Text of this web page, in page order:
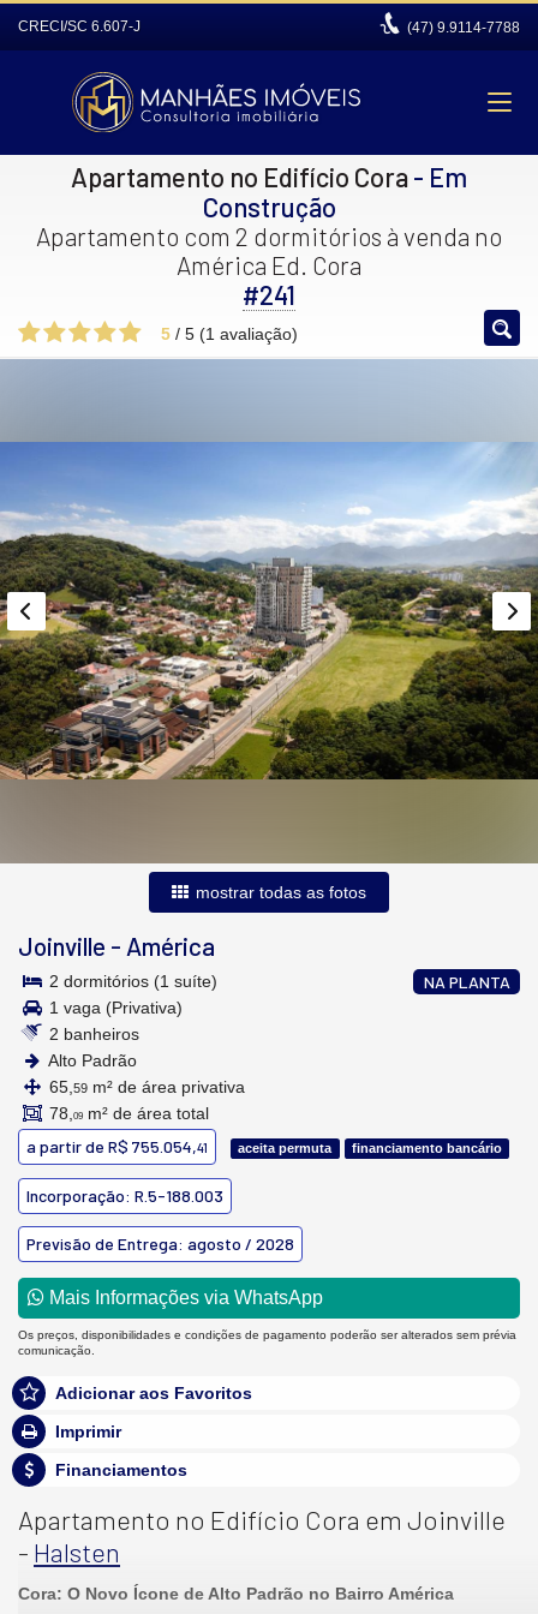
CRECI/SC 6.607-J (47) 9.9114-7788
Apartamento no Edifício Cora- Em
Construção
Apartamento com 2 dormitórios à venda no
América Ed. Cora
#241
5 / 5 (1 avaliação)
mostrar todas as fotos
Joinville - América
NA PLANTA
2 dormitórios (1 suíte)
1 vaga (Privativa)
2 banheiros
Alto Padrão
65, 59 m² de área privativa
78, 09 m² de área total
a partir de R$ 755.054,41 aceita permuta financiamento bancário
Incorporação: R.5-188.003
Previsão de Entrega: agosto / 2028
Mais Informações via WhatsApp
Os preços, disponibilidades e condições de pagamento poderão ser alterados sem prévia
comunicação.
Adicionar aos Favoritos
Imprimir
Financiamentos
Apartamento no Edifício Cora em Joinville
- Halsten
Cora: O Novo Ícone de Alto Padrão no Bairro América